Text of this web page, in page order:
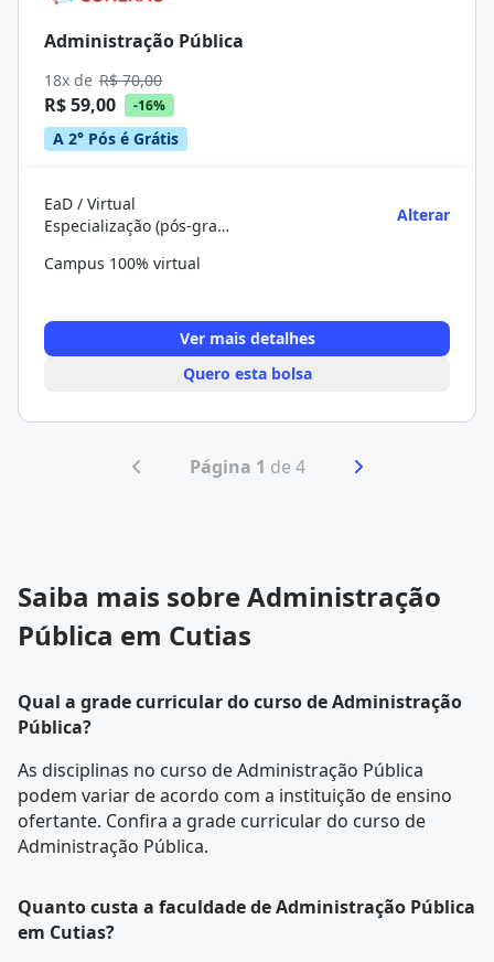
Administração Pública
18x de R$ 70,00
R$ 59,00 -16%
A 2° Pós é Grátis
EaD / Virtual
Especialização (pós-graduação)
Alterar
Campus 100% virtual
Ver mais detalhes
Quero esta bolsa
Página 1 de 4
Saiba mais sobre Administração
Pública em Cutias
Qual a grade curricular do curso de Administração
Pública?
As disciplinas no curso de Administração Pública
podem variar de acordo com a instituição de ensino
ofertante. Confira a grade curriculardo curso de
Administração Pública.
Quanto custa a faculdade de Administração Pública
em Cutias?